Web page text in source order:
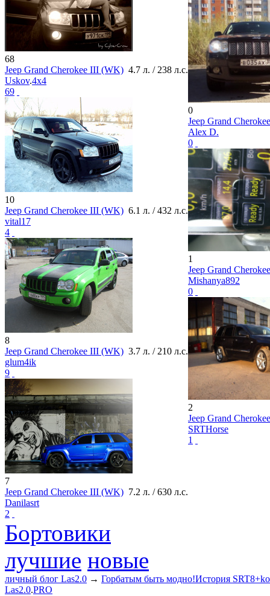
68
Jeep Grand Cherokee III (WK) 4.7 л. / 238 л.с.
Uskov.4x4
69
10
Jeep Grand Cherokee III (WK) 6.1 л. / 432 л.с.
vital17
4
8
Jeep Grand Cherokee III (WK) 3.7 л. / 210 л.с.
glum4ik
9
7
Jeep Grand Cherokee III (WK) 7.2 л. / 630 л.с.
Danilasrt
2
0
Jeep Grand
Alex D.
0
1
Jeep Grand
Mishanya892
0
2
Jeep Grand
SRTHorse
1
Бортовики
лучшие новые
личный блог Las2.0 → Горбатым быть модно!История
Las2.0.PRO